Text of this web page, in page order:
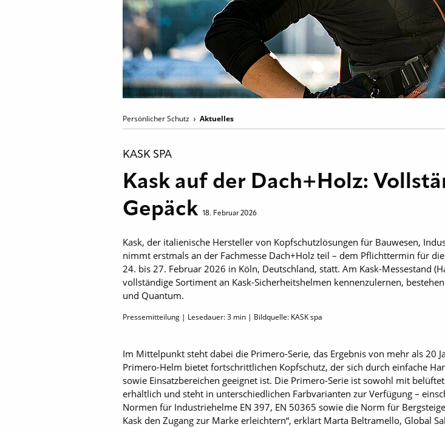
Persönlicher Schutz Aktuelles
KASK SPA
Kask auf der Dach+Holz:
Gepäck
18. Februar 2026
Kask, der italienische Hersteller von Kopfschutzlösungen für Bauwesen,
nimmt erstmals an der Fachmesse Dach+Holz teil – dem Pflichttermin für
24. bis 27. Februar 2026 in Köln, Deutschland, statt. Am Kask-Messestand
vollständige Sortiment an Kask-Sicherheitshelmen kennenzulernen,
und Quantum.
Pressemitteilung | Lesedauer:3 min | Bildquelle: KASK spa
Im Mittelpunkt steht dabei die Primero-Serie, das Ergebnis von mehr als 20
Primero-Helm bietet fortschrittlichen Kopfschutz, der sich durch einfache
sowie Einsatzbereichen geeignet ist. Die Primero-Serie ist sowohl mit
erhältlich und steht in unterschiedlichen Farbvarianten zur Verfügung –
Normen für Industriehelme EN 397, EN 50365 sowie die Norm für
Kask den Zugang zur Marke erleichtern“, erklärt Marta Beltramello, Global